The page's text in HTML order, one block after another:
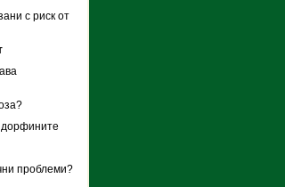
с риск от
проблеми?